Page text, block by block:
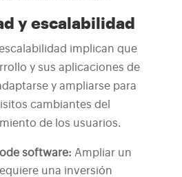
y escalabilidad
implican que
y sus aplicaciones de
y ampliarse para
cambiantes del
de los usuarios.
de software: Ampliar un
una inversión